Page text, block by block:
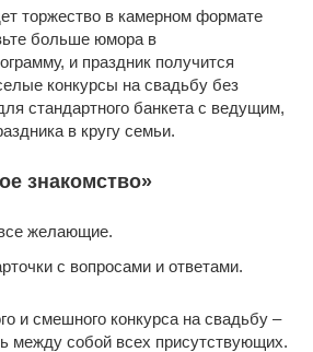
торжество в камерном формате
больше юмора в
и праздник получится
конкурсы на свадьбу без
стандартного банкета с ведущим,
в кругу семьи.
знакомство»
желающие.
с вопросами и ответами.
и смешного конкурса на свадьбу ‒
между собой всех присутствующих.